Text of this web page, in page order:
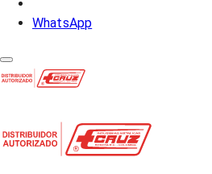
WhatsApp